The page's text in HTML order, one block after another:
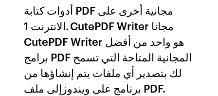
أدوات كتابة PDF مجانية أخرى على
الانترنت 1. CutePDF Writer مجانا
CutePDF Writer هو واحد من أفضل
برامج PDF المجانية المتاحة التي تسمح
لك بتصدير أي ملفات يتم إنشاؤها من
برنامج على ويندوزإلى ملف PDF.